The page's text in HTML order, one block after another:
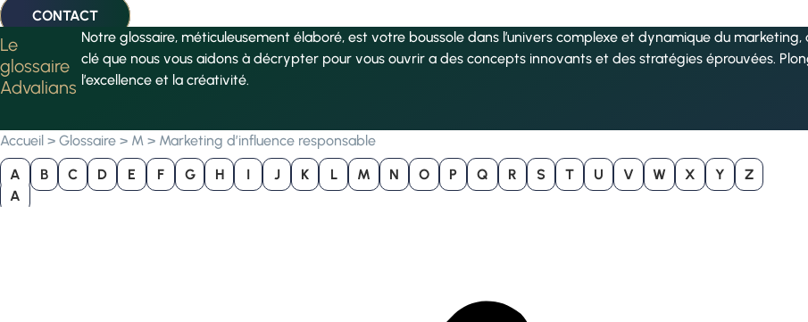
CONTACT
Le
glossaire
Advalians
Notre glossaire, méticuleusement élaboré, est votre boussole dans l’univers complexe et dynamique du
clé que nous vous aidons à décrypter pour vous ouvrir a des concepts innovants et des stratégies éprouvées.
l’excellence et la créativité.
Accueil > Glossaire > M > Marketing d’influence responsable
A B C D E F G H I J K L M N O P Q R S T U V W X Y
Z
A